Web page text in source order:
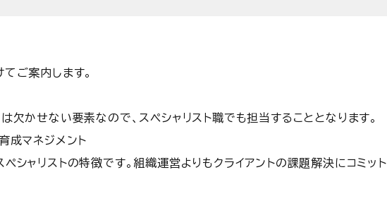
ご案内します。
欠かせない要素なので、 スペシャリスト職でも担当することとなります。
成マネジメント
シャリストの特徴です。 組織運営よりもクライアントの課題解決にコミット